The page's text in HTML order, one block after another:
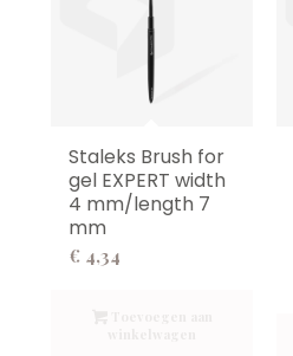
Staleks Brush for
gel EXPERT width
4 mm/length 7
mm
€ 4,34